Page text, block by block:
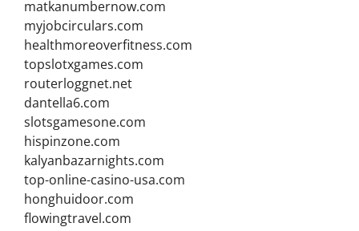
matkanumbernow.com
myjobcirculars.com
healthmoreoverfitness.com
topslotxgames.com
routerloggnet.net
dantella6.com
slotsgamesone.com
hispinzone.com
kalyanbazarnights.com
top-online-casino-usa.com
honghuidoor.com
flowingtravel.com